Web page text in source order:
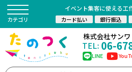
イベント集客に使える工
カード払い 銀行振込
株式会社サンワ
TEL: 06-
LINE
カテゴリ